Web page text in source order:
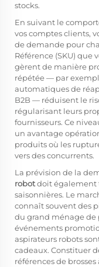
stocks.
En suivant le
vos comptes clients,
de demande pour
Référence (SKU) que
gèrent de manière
répétée — par
automatiques de
B2B — réduisent le
régularisant leurs
fournisseurs. Ce
un avantage
produits où les
vers des concurrents.
La prévision de la
robotdoit également
saisonnières. Le
connaît souvent des
du grand ménage de
événements
aspirateurs robots
cadeaux. Constituer
références de